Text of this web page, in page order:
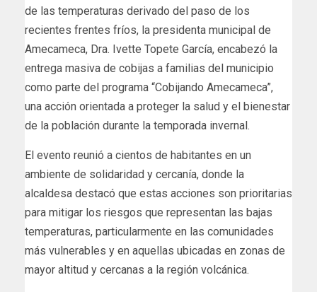
de las temperaturas derivado del paso de los
recientes frentes fríos, la presidenta municipal de
Amecameca, Dra. Ivette Topete García, encabezó la
entrega masiva de cobijas a familias del municipio
como parte del programa “Cobijando Amecameca”,
una acción orientada a proteger la salud y el bienestar
de la población durante la temporada invernal.
El evento reunió a cientos de habitantes en un
ambiente de solidaridad y cercanía, donde la
alcaldesa destacó que estas acciones son prioritarias
para mitigar los riesgos que representan las bajas
temperaturas, particularmente en las comunidades
más vulnerables y en aquellas ubicadas en zonas de
mayor altitud y cercanas a la región volcánica.